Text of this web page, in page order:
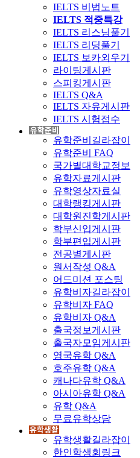
IELTS 비법노트
IELTS 적중특강
IELTS 리스닝풀기
IELTS 리딩풀기
IELTS 보카외우기
라이팅게시판
스피킹게시판
IELTS Q&A
IELTS 자유게시판
IELTS 시험접수
유학준비길라잡이
유학준비 FAQ
국가별대학교정보
유학자료게시판
유학영상자료실
대학랭킹게시판
대학원진학게시판
학부신입게시판
학부편입게시판
전공별게시판
원서작성 Q&A
어드미션 포스팅
유학비자길라잡이
유학비자 FAQ
유학비자 Q&A
출국정보게시판
출국자모임게시판
영국유학 Q&A
호주유학 Q&A
캐나다유학 Q&A
아시아유학 Q&A
유학 Q&A
무료유학상담
유학생활길라잡이
한인학생회링크